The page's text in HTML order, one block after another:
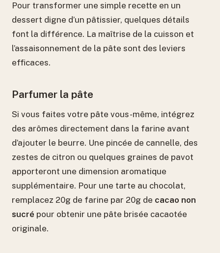
Pour transformer une simple recette en un
dessert digne d’un pâtissier, quelques détails
font la différence. La maîtrise de la cuisson et
l’assaisonnement de la pâte sont des leviers
efficaces.
Parfumer la pâte
Si vous faites votre pâte vous-même, intégrez
des arômes directement dans la farine avant
d’ajouter le beurre. Une pincée de cannelle, des
zestes de citron ou quelques graines de pavot
apporteront une dimension aromatique
supplémentaire. Pour une tarte au chocolat,
remplacez 20g de farine par 20g de cacao non
sucré pour obtenir une pâte brisée cacaotée
originale.